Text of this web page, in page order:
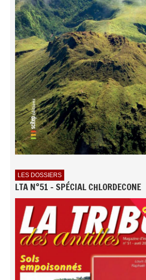
LES DOSSIERS
LTA N°51 - SPÉCIAL CHLORDECONE